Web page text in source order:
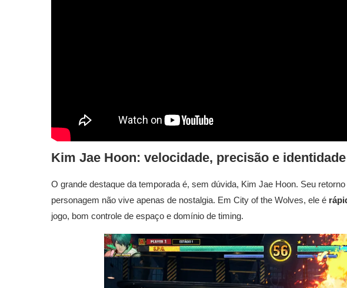
Kim Jae Hoon: velocidade, precisão e identidade
O grande destaque da temporada é, sem dúvida, Kim Jae Hoon. Seu
personagem não vive apenas de nostalgia. Em City of the Wolves, ele é
jogo, bom controle de espaço e domínio de timing.